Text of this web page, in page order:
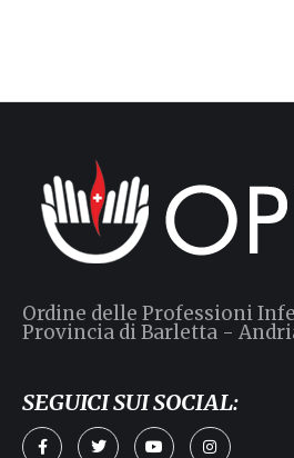
Ordine delle Professioni
Provincia di Barletta -
SEGUICI SUI SOCIAL: